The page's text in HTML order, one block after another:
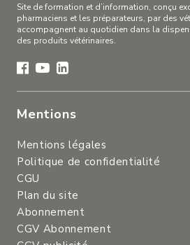
Site de formation et d’information, conçu
pharmaciens et les préparateurs, par des
accompagnent au quotidien dans la
des produits vétérinaires.
Mentions
Mentions légales
Politique de confidentialité
CGU
Plan du site
Abonnement
CGV Abonnement